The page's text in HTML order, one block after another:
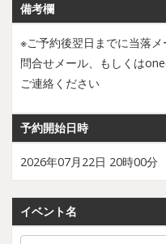
備考欄
※ご予約後翌日までに当落
問合せメール、もしくは
ご連絡ください
予約開始日時
2026年07月22日 20時00分
イベント名